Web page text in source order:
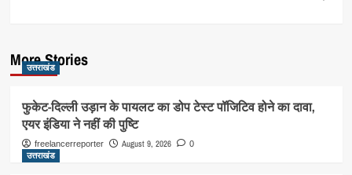
More Stories
उत्तराखंड
फुकेट-दिल्ली उड़ान के पायलट का डोप टेस्ट पॉजिटिव होने का दावा,
एयर इंडिया ने नहीं की पुष्टि
freelancerreporter August 9, 2026 0
उत्तराखंड